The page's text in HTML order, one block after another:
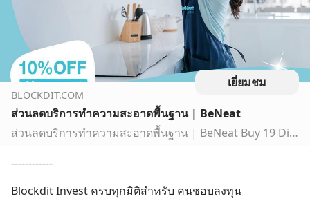
เยี่ยมชม
BLOCKDIT.COM
ส่วนลดบริการทำความสะอาดพื้นฐาน | BeNeat
ส่วนลดบริการทำความสะอาดพื้นฐาน | BeNeat Buy 19 Discount 10%
------------
Blockdit Invest ครบทุกมิติสำหรับ คนชอบลงทุน